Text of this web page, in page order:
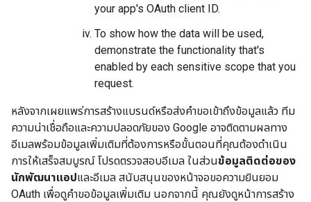
your app's OAuth client ID.
To show how the data will be used,
demonstrate the functionality that's
enabled by each sensitive scope that you
request.
หลังจากเผยแพร่การสร้างแบรนด์หรือส่งคำขอเข้าถึงข้อมูลแล้ว ทีม
ความน่าเชื่อถือและความปลอดภัยของ Google อาจติดตามผลทาง
อีเมลพร้อมข้อมูลเพิ่มเติมที่ต้องการหรือขั้นตอนที่คุณต้องดำเนิน
การให้เสร็จสมบูรณ์ โปรดตรวจสอบอีเมล ในส่วนข้อมูลติดต่อของ
นักพัฒนาแอปและอีเมล สนับสนุนของหน้าจอขอความยินยอม
OAuth เพื่อดูคำขอข้อมูลเพิ่มเติม นอกจากนี้ คุณยังดูหน้าการสร้าง